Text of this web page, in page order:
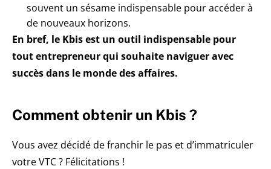
souvent un sésame indispensable pour accéder à
de nouveaux horizons.
En bref, le Kbis est un outil indispensable pour
tout entrepreneur qui souhaite naviguer avec
succès dans le monde des affaires.
Comment obtenir un Kbis ?
Vous avez décidé de franchir le pas et d’immatriculer
votre VTC ? Félicitations !